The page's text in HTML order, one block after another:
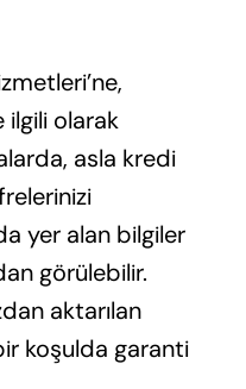
ilgili olarak
asla kredi
yer alan bilgiler
görülebilir.
aktarılan
koşulda garanti